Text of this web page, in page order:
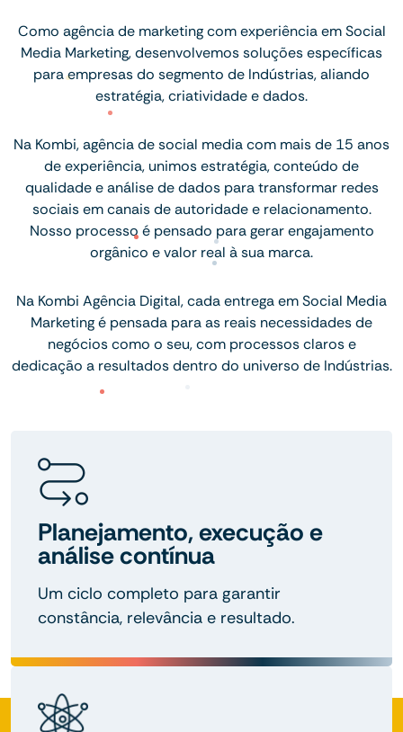
Como agência de marketing com experiência em Social
Media Marketing, desenvolvemos soluções específicas
para empresas do segmento de Indústrias, aliando
estratégia, criatividade e dados.
Na Kombi, agência de social media com mais de 15 anos
de experiência, unimos estratégia, conteúdo de
qualidade e análise de dados para transformar redes
sociais em canais de autoridade e relacionamento.
Nosso processo é pensado para gerar engajamento
orgânico e valor real à sua marca.
Na Kombi Agência Digital, cada entrega em Social Media
Marketing é pensada para as reais necessidades de
negócios como o seu, com processos claros e
dedicação a resultados dentro do universo de Indústrias.
Planejamento, execução e
análise contínua
Um ciclo completo para garantir
constância, relevância e resultado.